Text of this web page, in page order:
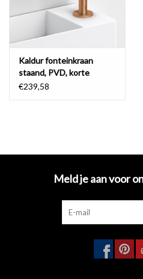
Kaldur fonteinkraan
staand, PVD, korte
uitloop, rechts
€239,58
Meld je aan voor